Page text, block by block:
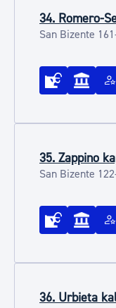
34. Romero-
San Bizente
35. Zappino
San Bizente
36. Urbieta